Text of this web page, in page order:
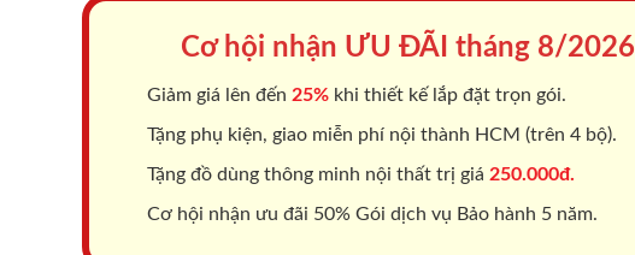
Cơ hội nhận ƯU ĐÃI tháng 8/2026
Giảm giá lên đến 25% khi thiết kế lắp đặt trọn gói.
Tặng phụ kiện, giao miễn phí nội thành HCM (trên 4 bộ).
Tặng đồ dùng thông minh nội thất trị giá 250.000đ.
Cơ hội nhận ưu đãi 50% Gói dịch vụ Bảo hành 5 năm.